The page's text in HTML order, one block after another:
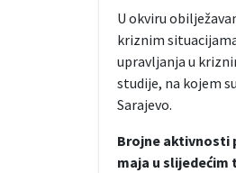
U okviru
kriznim
upravljanja u
studije, na kojem
Sarajevo.
Brojne aktivnosti
maja u slijedećim